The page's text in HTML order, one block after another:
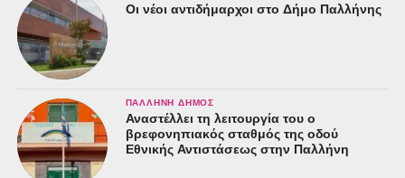
Οι νέοι αντιδήμαρχοι στο Δήμο Παλλήνης
ΠΑΛΛΉΝΗ ΔΉΜΟΣ
Αναστέλλει τη λειτουργία του ο
βρεφονηπιακός σταθμός της οδού
Εθνικής Αντιστάσεως στην Παλλήνη